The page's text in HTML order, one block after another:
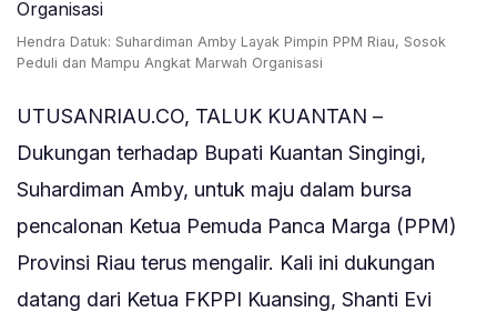
Hendra Datuk: Suhardiman Amby Layak Pimpin PPM Riau, Sosok
Peduli dan Mampu Angkat Marwah Organisasi
UTUSANRIAU.CO, TALUK KUANTAN –
Dukungan terhadap Bupati Kuantan Singingi,
Suhardiman Amby, untuk maju dalam bursa
pencalonan Ketua Pemuda Panca Marga (PPM)
Provinsi Riau terus mengalir. Kali ini dukungan
datang dari Ketua FKPPI Kuansing, Shanti Evi